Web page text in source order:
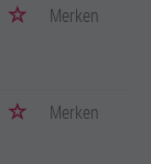
Merken
Merken